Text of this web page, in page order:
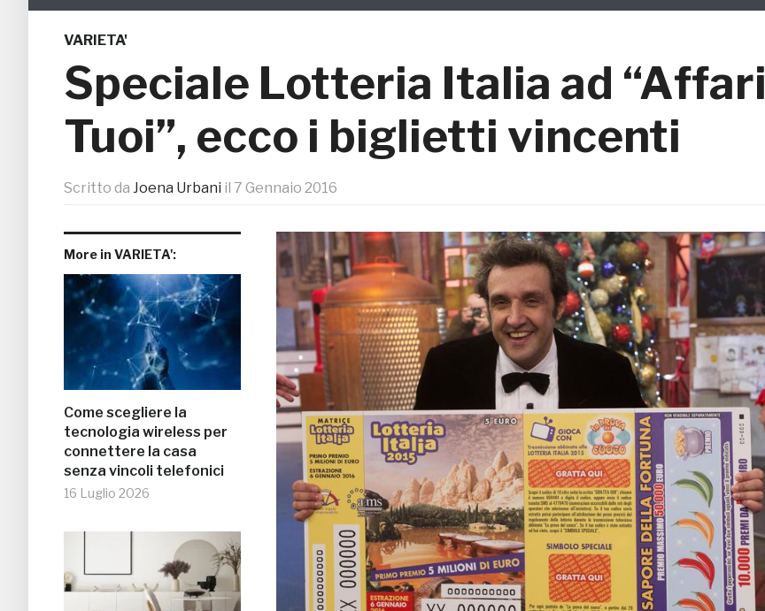
VARIETA'
Speciale Lotteria Italia ad “Affari
Tuoi”, ecco i biglietti vincenti
Scritto da Joena Urbani il 7 Gennaio 2016
More in VARIETA':
Come scegliere la
tecnologia wireless per
connettere la casa
senza vincoli telefonici
16 Luglio 2026